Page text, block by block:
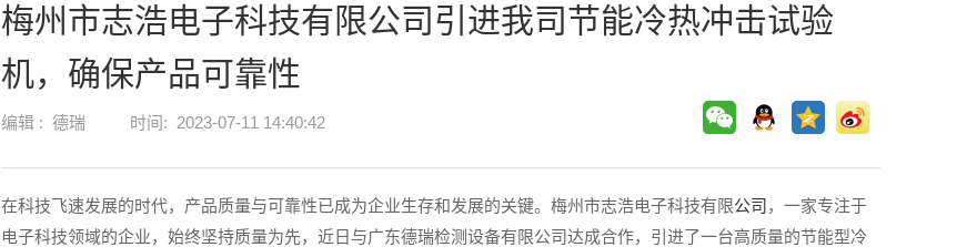
梅州市志浩电子科技有限公司引进我司节能冷热冲击试验
机，确保产品可靠性
编辑 : 德瑞 时间: 2023-07-11 14:40:42
在科技飞速发展的时代，产品质量与可靠性已成为企业生存和发展的关键。梅州市志浩电子科技有限公司 ，一家专注于
电子科技领域的企业，始终坚持质量为先，近日与广东德瑞检测设备有限公司达成合作，引进了一台高质量的节能型冷